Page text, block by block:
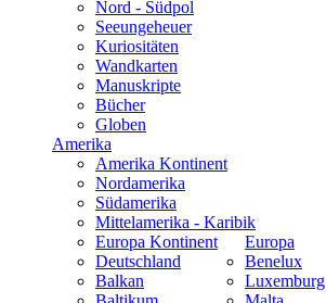
Nord - Südpol
Seeungeheuer
Kuriositäten
Wandkarten
Manuskripte
Bücher
Globen
Amerika
Amerika Kontinent
Nordamerika
Südamerika
Mittelamerika - Karibik
Europa
Europa Kontinent
Deutschland
Balkan
Benelux
Luxemburg